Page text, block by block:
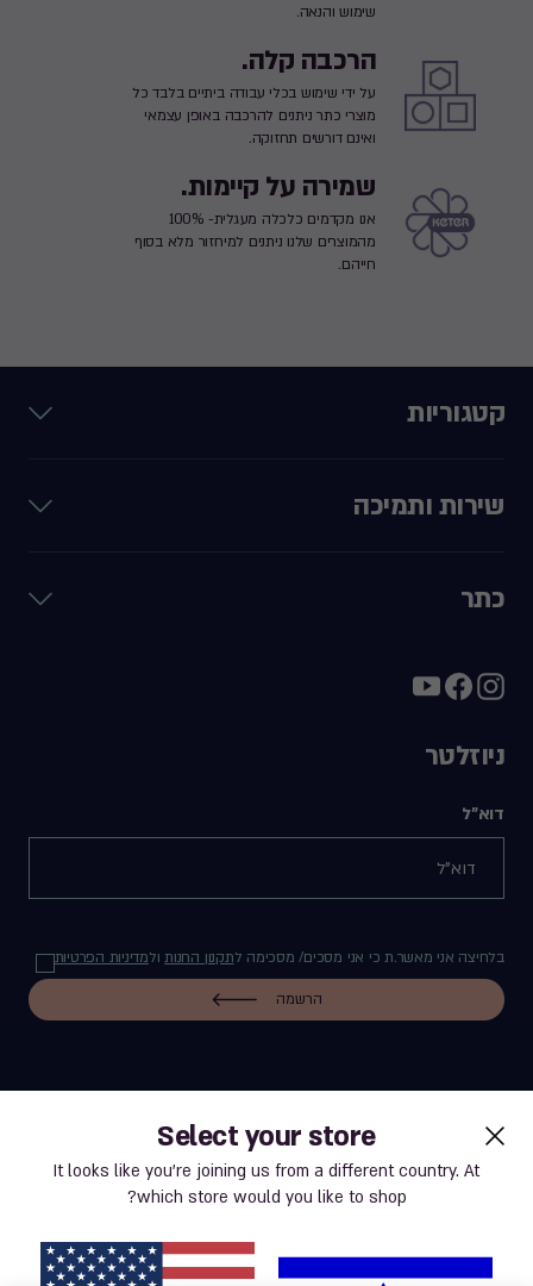
Select your store
It looks like you’re joining us from a different country. At
which store would you like to shop?
שימוש והנאה.
הרכבה קלה.
על ידי שימוש בכלי עבודה ביתיים בלבד כל
מוצרי כתר ניתנים להרכבה באופן עצמאי
ואינם דורשים תחזוקה.
שמירה על קיימות.
אנו מקדמים כלכלה מעגלית- 100%
מהמוצרים שלנו ניתנים למיחזור מלא בסוף
חייהם.
קטגוריות
שירות ותמיכה
כתר
ניוזלטר
דוא"ל
בלחיצה אני מאשר.ת כי אני מסכים/ מסכימה לתקנון החנותולמדיניות הפרטיות
הרשמה
label.payment